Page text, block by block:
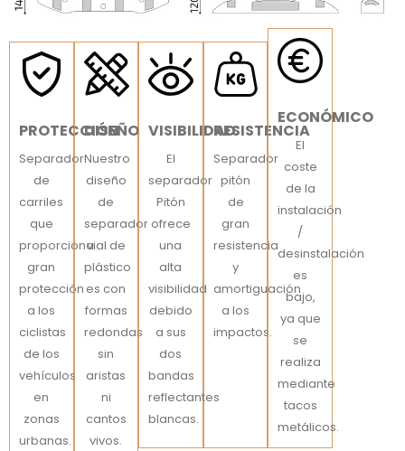
PROTECCIÓN
Separador
de
carriles
que
proporciona
gran
protección
a los
ciclistas
de los
vehículos
en
zonas
urbanas.
DISEÑO
Nuestro
diseño
de
separador
vial de
plástico
es con
formas
redondas
sin
aristas
ni
cantos
vivos.
VISIBILIDAD
El
separador
Pitón
ofrece
una
alta
visibilidad
debido
a sus
dos
bandas
reflectantes
blancas.
RESISTENCIA
Separador
pitón
de
gran
resistencia
y
amortiguación
a los
impactos.
ECONÓMICO
El
coste
de la
instalación
/
desinstalación
es
bajo,
ya que
se
realiza
mediante
tacos
metálicos.